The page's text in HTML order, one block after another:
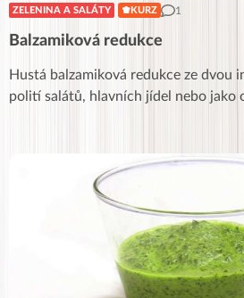
ZELENINA A SALÁTY KURZ 1
Balzamiková redukce
Hustá balzamiková redukce ze dvou
polití salátů, hlavních jídel nebo jako